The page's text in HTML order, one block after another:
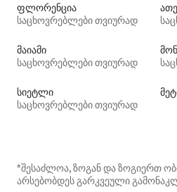
ფლორენცია
საცხოვრებლები თვიურად
მაიამი
საცხოვრებლები თვიურად
სიეტლი
საცხოვრებლები თვიურად
*შესაძლოა, ზოგან და ზოგიერთ
არსებობდეს გარკვეული